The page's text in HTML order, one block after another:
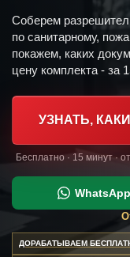
Соберем
по санитарному,
покажем, каких
цену комплекта - за
УЗНАТЬ,
Бесплатно · 15 минут ·
WhatsApp
ДОРАБАТЫВАЕМ